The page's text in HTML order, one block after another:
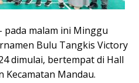
pada malam ini Minggu
Bulu Tangkis Victory
dimulai, bertempat di Hall
Kecamatan Mandau.